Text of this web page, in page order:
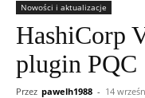
Nowości i aktualizacje
HashiCorp
plugin PQC
Przez pawelh1988 - 14